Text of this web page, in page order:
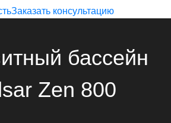
Заказать консультацию
бассейн
Zen 800